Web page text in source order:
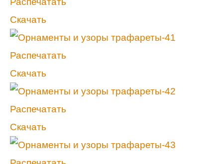
Скачать
Распечатать
Скачать
Распечатать
Скачать